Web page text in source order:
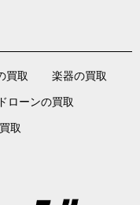
買取 楽器の買取
ドローンの買取
取